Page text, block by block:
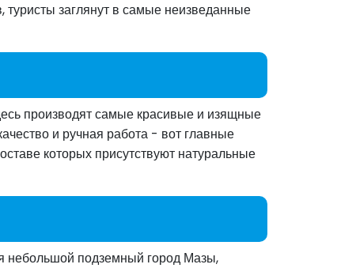
заглянут в самые неизведанные
производят самые красивые и изящные
и ручная работа - вот главные
которых присутствуют натуральные
небольшой подземный город Мазы,